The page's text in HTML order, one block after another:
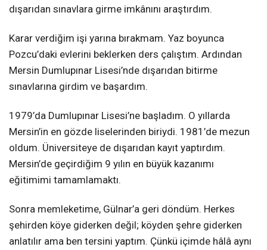
dışarıdan sınavlara girme imkânını araştırdım.
Karar verdiğim işi yarına bırakmam. Yaz boyunca
Pozcu’daki evlerini beklerken ders çalıştım. Ardından
Mersin Dumlupınar Lisesi’nde dışarıdan bitirme
sınavlarına girdim ve başardım.
1979’da Dumlupınar Lisesi’ne başladım. O yıllarda
Mersin’in en gözde liselerinden biriydi. 1981’de mezun
oldum. Üniversiteye de dışarıdan kayıt yaptırdım.
Mersin’de geçirdiğim 9 yılın en büyük kazanımı
eğitimimi tamamlamaktı.
Sonra memleketime, Gülnar’a geri döndüm. Herkes
şehirden köye giderken değil; köyden şehre giderken
anlatılır ama ben tersini yaptım. Çünkü içimde hâlâ aynı